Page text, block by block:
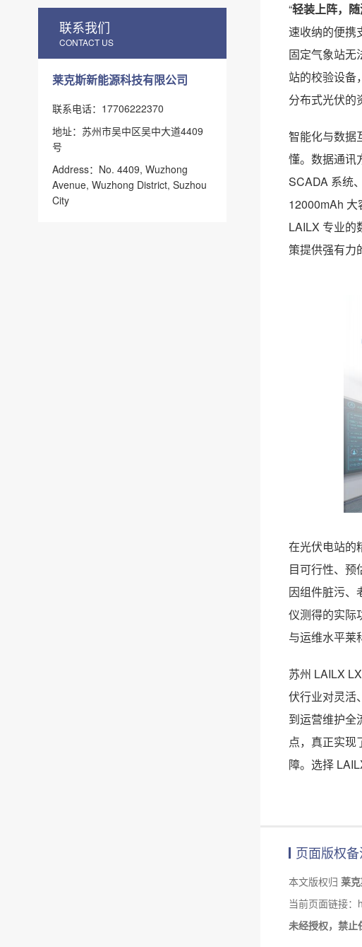
联系我们
CONTACT US
莱克斯新能源科技有限公司
联系电话：17706222370
地址：苏州市吴中区吴中大道4409
号
Address：No. 4409, Wuzhong
Avenue, Wuzhong District, Suzhou
City
“轻装上阵，
速收纳的便携
固定气象站无
站的校验设备
分布式光伏的
智能化与数据
懂。数据通讯
SCADA 系统
12000mAh
LAILX 专业的
策提供强有力
在光伏电站的
目可行性、预
因组件脏污、
仪测得的实际
与运维水平莱
苏州 LAILX
伏行业对灵活
到运营维护全
点，真正实现
障。选择
页面版权备
本文版权归 莱
当前页面链接
未经授权，禁止